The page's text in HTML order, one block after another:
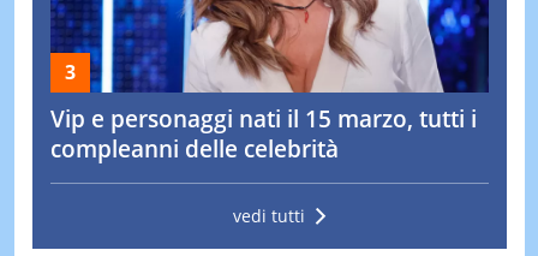
Vip e personaggi nati il 15 marzo, tutti i
compleanni delle celebrità
vedi tutti